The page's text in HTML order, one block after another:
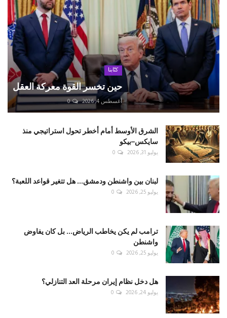
كتّابنا
حين تخسر القوة معركة العقل
أغسطس 4, 2026 0
الشرق الأوسط أمام أخطر تحول استراتيجي منذ
سايكس–بيكو
يوليو 31, 2026 0
لبنان بين واشنطن ودمشق... هل تتغير قواعد اللعبة؟
يوليو 25, 2026 0
ترامب لم يكن يخاطب الرياض... بل كان يفاوض
واشنطن
يوليو 25, 2026 0
هل دخل نظام إيران مرحلة العد التنازلي؟
يوليو 24, 2026 0